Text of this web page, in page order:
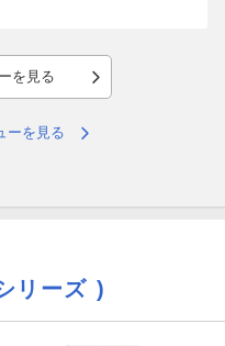
しょう。
を見る
ーを見る
リーズ )